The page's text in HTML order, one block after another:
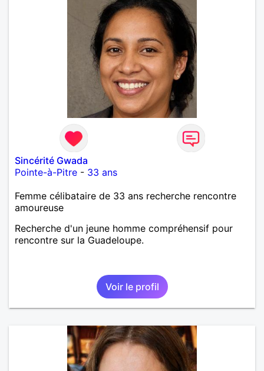
Sincérité Gwada
Pointe-à-Pitre - 33 ans
Femme célibataire de 33 ans recherche rencontre
amoureuse
Recherche d'un jeune homme compréhensif pour
rencontre sur la Guadeloupe.
Voir le profil